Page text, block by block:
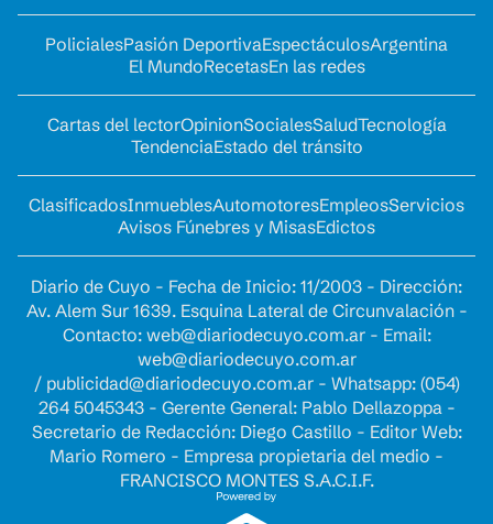
PolicialesPasión DeportivaEspectáculosArgentina
El MundoRecetasEn las redes
Cartas del lectorOpinionSocialesSaludTecnología
TendenciaEstado del tránsito
ClasificadosInmueblesAutomotoresEmpleosServicios
Avisos Fúnebres y MisasEdictos
Diario de Cuyo - Fecha de Inicio: 11/2003 - Dirección:
Av. Alem Sur 1639. Esquina Lateral de Circunvalación -
Contacto: web@diariodecuyo.com.ar- Email:
web@diariodecuyo.com.ar
/ publicidad@diariodecuyo.com.ar- Whatsapp: (054)
264 5045343 - Gerente General: Pablo Dellazoppa -
Secretario de Redacción: Diego Castillo - Editor Web:
Mario Romero - Empresa propietaria del medio -
FRANCISCO MONTES S.A.C.I.F.